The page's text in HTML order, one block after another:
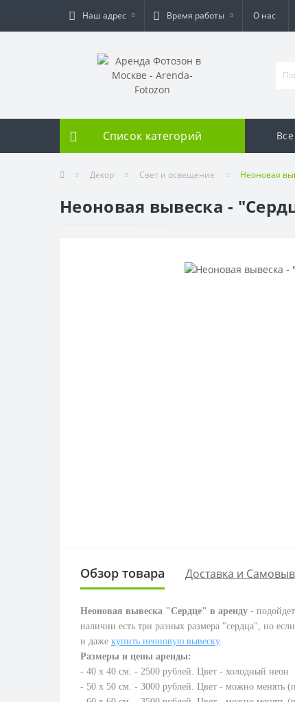
Наш адрес Время работы О нас
Список категорий
Декор Свет и освещение Неоновая
Неоновая вывеска -
Обзор товара Доставка и
Неоновая вывеска "Сердце" в аренду -
наличии есть три разных размера "сердца", но
и даже купить неоновую вывеску.
Размеры и цены аренды:
- 40 х 40 см. - 2500 рублей. Цвет - холодный неон
- 50 х 50 см. - 3000 рублей. Цвет - можно менять